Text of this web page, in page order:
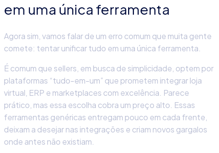
em uma única ferramenta
Agora sim, vamos falar de um erro comum que muita gente
comete: tentar unificar tudo em uma única ferramenta.
É comum que sellers, em busca de simplicidade, optem por
plataformas “tudo-em-um” que prometem integrar loja
virtual, ERP e marketplaces com excelência. Parece
prático, mas essa escolha cobra um preço alto. Essas
ferramentas genéricas entregam pouco em cada frente,
deixam a desejar nas integrações e criam novos gargalos
onde antes não existiam.